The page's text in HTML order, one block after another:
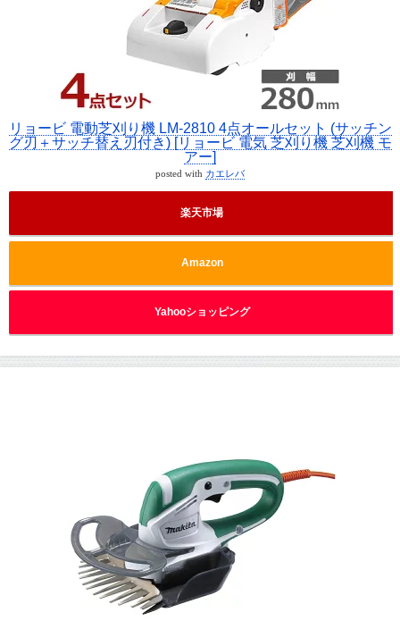
リョービ 電動芝刈り機 LM-2810 4点オールセット (サッチン
グ刃＋サッチ替え刃付き) [リョービ 電気 芝刈り機 芝刈機 モ
アー]
posted with カエレバ
楽天市場
Amazon
Yahooショッピング